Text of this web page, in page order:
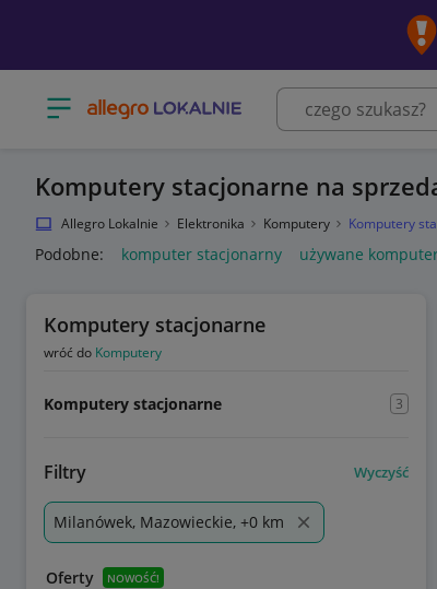
Otwórz menu z kategoriami
Komputery stacjonarne na
Allegro Lokalnie Elektronika Komputery Komputery
Podobne: komputer stacjonarny używane
Komputery stacjonarne
wróć do Komputery
Komputery stacjonarne 3
Filtry Wyczyść
Milanówek, Mazowieckie, +0 km
Oferty NOWOŚĆ!